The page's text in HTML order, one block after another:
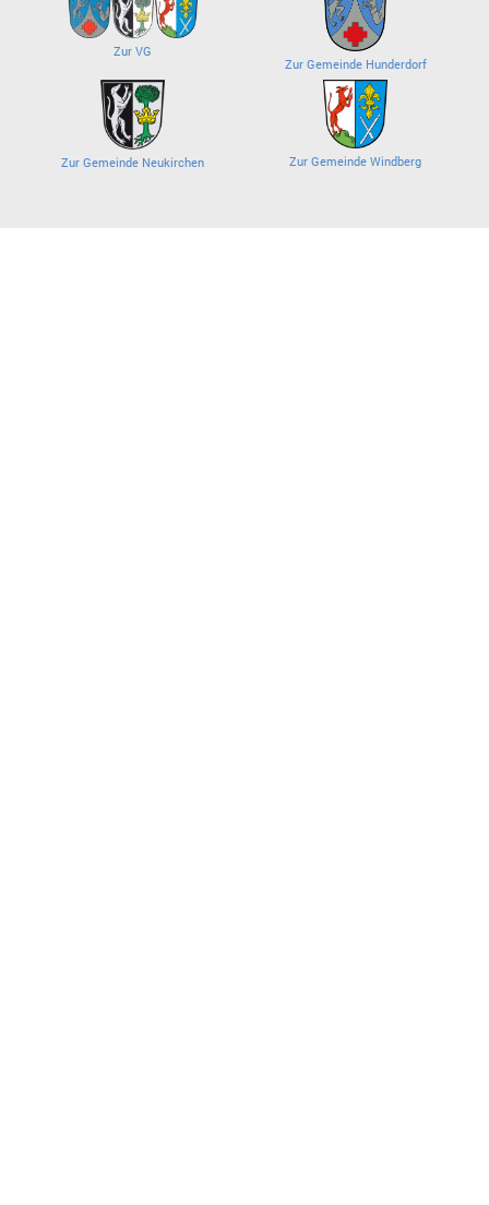
Zur VG
Zur Gemeinde Hunderdorf
Zur Gemeinde Neukirchen Zur Gemeinde Windberg